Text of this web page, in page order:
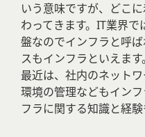
いう意味ですが、どこ
わってきます。IT業界
盤なのでインフラと呼
スもインフラといえます。
最近は、社内のネット
環境の管理などもイン
フラに関する知識と経験